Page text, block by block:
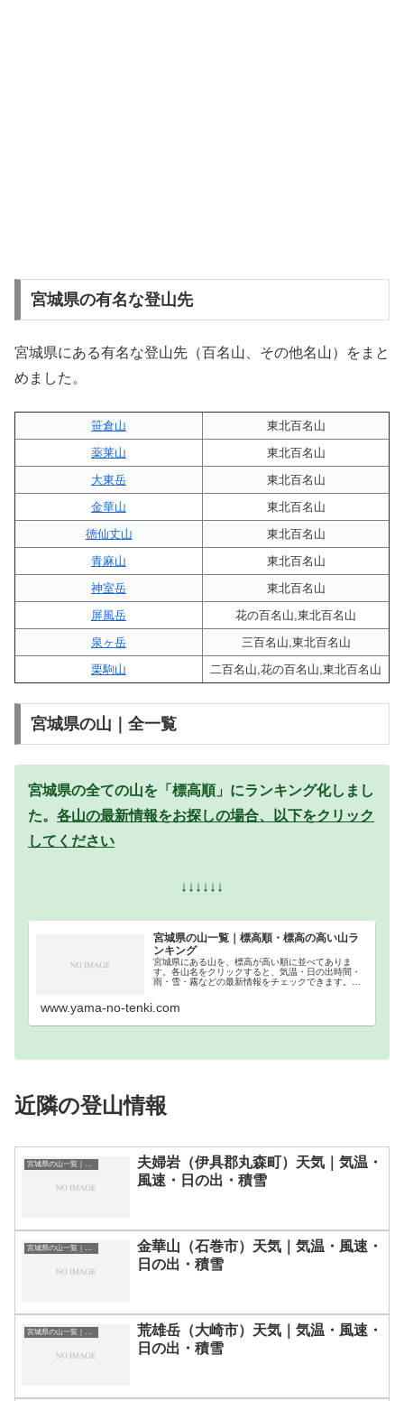
宮城県の有名な登山先
宮城県にある有名な登山先（百名山、その他名山）をまと
めました。
笹倉山
東北百名山
薬莱山
東北百名山
大東岳
東北百名山
金華山
東北百名山
徳仙丈山
東北百名山
青麻山
東北百名山
神室岳
東北百名山
屏風岳
花の百名山,東北百名山
泉ヶ岳
三百名山,東北百名山
栗駒山
二百名山,花の百名山,東北百名山
宮城県の山｜全一覧
宮城県の全ての山を「標高順」にランキング化しまし
た。 各山の最新情報をお探しの場合、以下をクリック
してください
↓↓↓↓↓↓
宮城県の山一覧｜標高順・標高の高い山ラ
ンキング
宮城県にある山を、標高が高い順に並べてありま
す。各山名をクリックすると、気温・日の出時間・
雨・雪・霧などの最新情報をチェックできます。宮
www.yama-no-tenki.com
近隣の登山情報
宮城県の山一覧｜標高順・標高の高い山ランキング
夫婦岩（伊具郡丸森町）天気｜気温・
風速・日の出・積雪
宮城県の山一覧｜標高順・標高の高い山ランキング
金華山（石巻市）天気｜気温・風速・
日の出・積雪
宮城県の山一覧｜標高順・標高の高い山ランキング
荒雄岳（大崎市）天気｜気温・風速・
日の出・積雪